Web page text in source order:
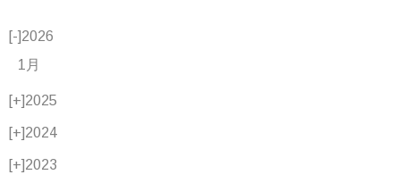
[-]2026
1月
[+]2025
[+]2024
[+]2023